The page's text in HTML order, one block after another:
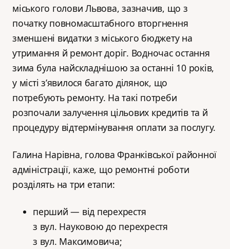
міського голови Львова, зазначив, що з
початку повномасштабного вторгнення
зменшені видатки з міського бюджету на
утримання й ремонт доріг. Водночас остання
зима була найскладнішою за останні 10 років,
у місті з’явилося багато ділянок, що
потребують ремонту. На такі потреби
розпочали залучення цільових кредитів та й
процедуру відтермінування оплати за послугу.
Галина Нарівна, голова Франківської районної
адміністрації, каже, що ремонтні роботи
розділять на три етапи:
перший — від перехрестя
з вул. Науковою до перехрестя
з вул. Максимовича;